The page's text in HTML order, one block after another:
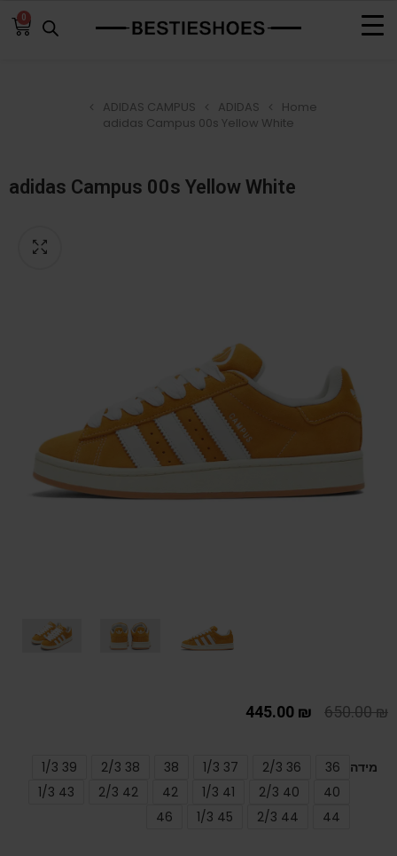
0
Home
ADIDAS
ADIDAS CAMPUS
adidas Campus 00s Yellow White
adidas Campus 00s Yellow White
650.00₪
445.00 ₪
מידה 36
36 2/3
37 1/3
38
38 2/3
39 1/3
40
40 2/3
41 1/3
42
42 2/3
43 1/3
44
44 2/3
45 1/3
46